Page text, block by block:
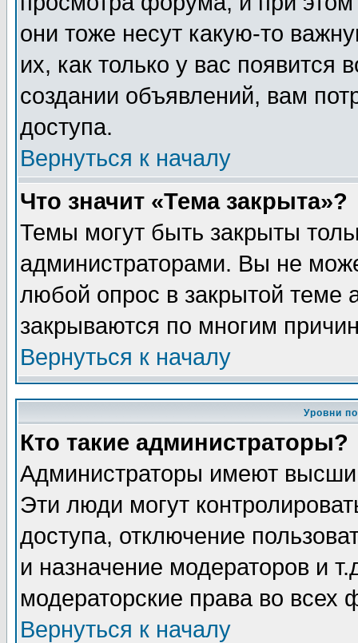
они тоже несут какую-то
их, как только у вас появится
создании объявлений, вам
доступа.
Вернуться к началу
Что значит «Тема закрыта»?
Темы могут быть закрыты
администраторами. Вы не
любой опрос в закрытой теме
закрываются по многим
Вернуться к началу
Уровни
Кто такие администраторы?
Администраторы имеют
Эти люди могут
доступа, отключение
и назначение модераторов и
модераторские права во всех
Вернуться к началу